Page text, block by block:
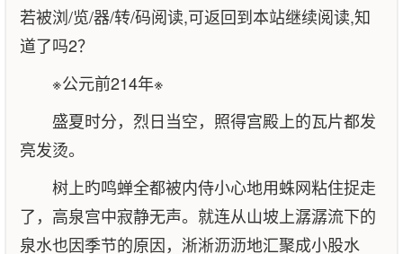
若被浏/览/器/转/码阅读,可返回到本站继续阅读,知
道了吗2？
※公元前214年※
盛夏时分，烈日当空，照得宫殿上的瓦片都发
亮发烫。
树上旳鸣蝉全都被内侍小心地用蛛网粘住捉走
了，高泉宫中寂静无声。就连从山坡上潺潺流下的
泉水也因季节的原因，淅淅沥沥地汇聚成小股水